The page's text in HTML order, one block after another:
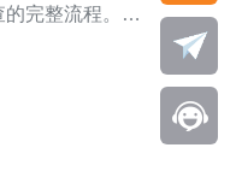
完整流程。文